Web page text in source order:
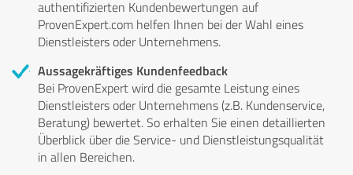
authentifizierten Kundenbewertungen auf
ProvenExpert.com helfen Ihnen bei der Wahl eines
Dienstleisters oder Unternehmens.
Aussagekräftiges Kundenfeedback
Bei ProvenExpert wird die gesamte Leistung eines
Dienstleisters oder Unternehmens (z.B. Kundenservice,
Beratung) bewertet. So erhalten Sie einen detaillierten
Überblick über die Service- und Dienstleistungsqualität
in allen Bereichen.